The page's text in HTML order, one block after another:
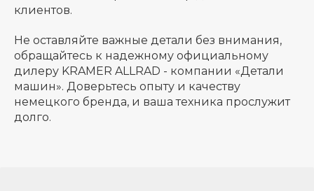
клиентов.
Не оставляйте важные детали без внимания,
обращайтесь к надежному официальному
дилеру KRAMER ALLRAD - компании «Детали
машин». Доверьтесь опыту и качеству
немецкого бренда, и ваша техника прослужит
долго.